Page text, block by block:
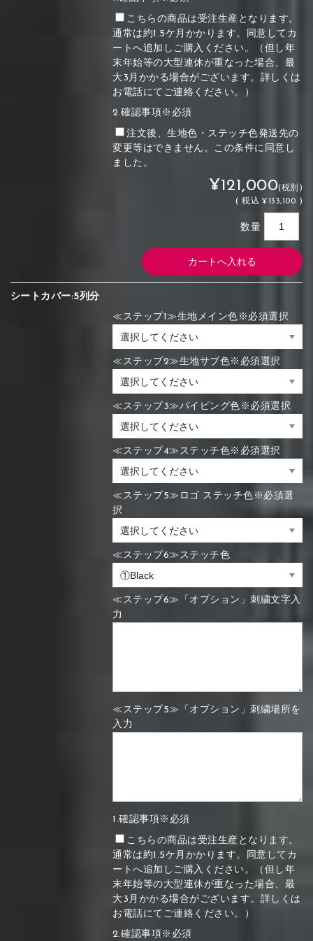
こちらの商品は受注生産となります。
通常は約1.5ケ月かかります。同意してカ
ートへ追加しご購入ください。（但し年
末年始等の大型連休が重なった場合、最
大3月かかる場合がございます。詳しくは
お電話にてご連絡ください。）
2.確認事項※必須
注文後、生地色・ステッチ色発送先の
変更等はできません。この条件に同意し
ました。
¥121,000(税別)
(税込 ¥133,100 )
数量
シートカバー:5列分
≪ステップ1≫生地メイン色※必須選択
≪ステップ2≫生地サブ色※必須選択
≪ステップ3≫パイピング色※必須選択
≪ステップ4≫ステッチ色※必須選択
≪ステップ5≫ロゴ ステッチ色※必須選
択
≪ステップ6≫ステッチ色
≪ステップ6≫「オプション」刺繍文字入
力
≪ステップ5≫「オプション」刺繍場所を
入力
1.確認事項※必須
こちらの商品は受注生産となります。
通常は約1.5ケ月かかります。同意してカ
ートへ追加しご購入ください。（但し年
末年始等の大型連休が重なった場合、最
大3月かかる場合がございます。詳しくは
お電話にてご連絡ください。）
2.確認事項※必須